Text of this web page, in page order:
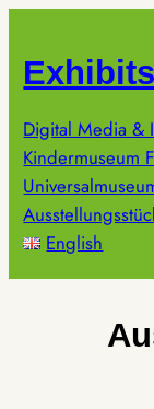
springen
Digital Media &
Kindermuseum
English